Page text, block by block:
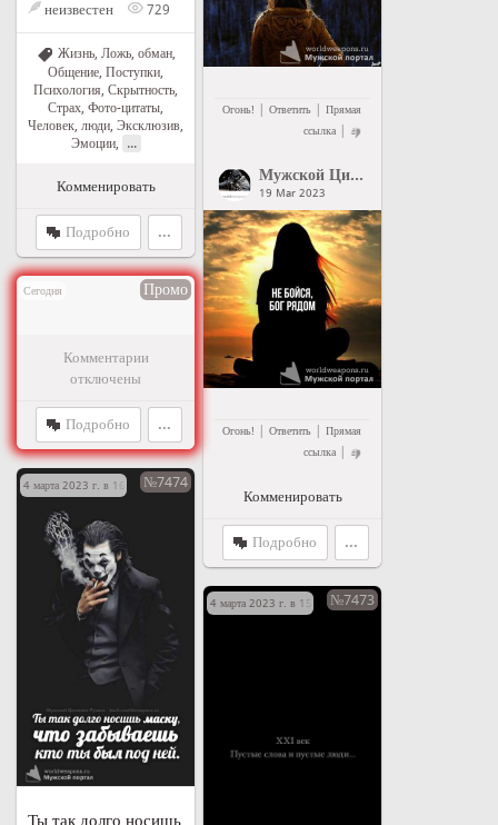
Огонь! Ответить
Прямая
ссылка
Мужской Цитатник Рунета
19 Mar 2023
Огонь! Ответить
Прямая
ссылка
Комменировать
Подробно ...
неизвестен 729
Жизнь, Ложь, обман,
Общение, Поступки,
Психология, Скрытность,
Страх, Фото-цитаты,
Человек, люди, Эксклюзив,
Эмоции, ...
Комменировать
Подробно ...
Сегодня Промо
Комментарии
отключены
Подробно ...
4 марта 2023 г. в 16:11 №7474
Ты так долго носишь
4 марта 2023 г. в 15:40 №7473